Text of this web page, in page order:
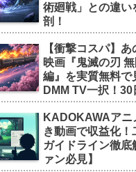
術廻戦」との違い
剖！
【衝撃コスパ】
映画『鬼滅の刃
編』を実質無料で
DMM TV一択！30
トライアルの魅力
剖！
KADOKAWAアニ
き動画で収益化！
ガイドライン徹底
ァン必見】